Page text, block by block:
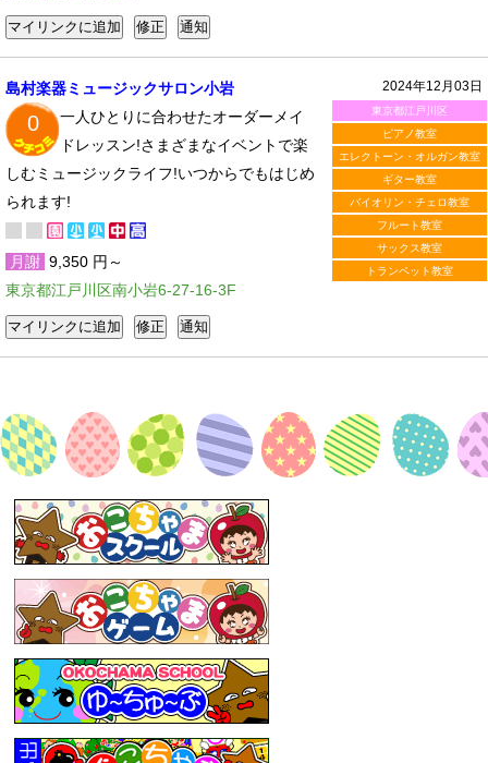
2024年12月03日
東京都江戸川区
ピアノ教室
エレクトーン・オルガン教室
ギター教室
バイオリン・チェロ教室
フルート教室
サックス教室
トランペット教室
島村楽器ミュージックサロン小岩
0
一人ひとりに合わせたオーダーメイ
ドレッスン!さまざまなイベントで楽
しむミュージックライフ!いつからでもはじめ
られます!
月謝 9,350 円～
東京都江戸川区南小岩6-27-16-3F